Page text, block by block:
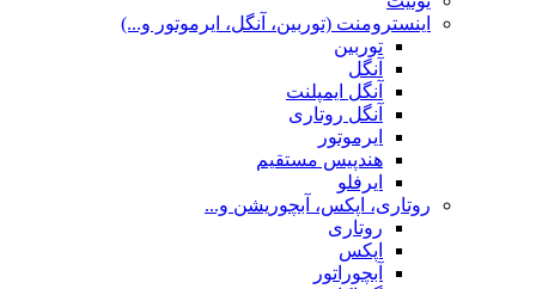
اینسترومنت (توربین، آنگل، ایرموتور و...)
توربین
آنگل
آنگل ایمپلنت
آنگل روتاری
ایرموتور
هندپیس مستقیم
ایرفلو
روتاری، اپکس، آبچوریشن و...
روتاری
اپکس
آبچوراتور